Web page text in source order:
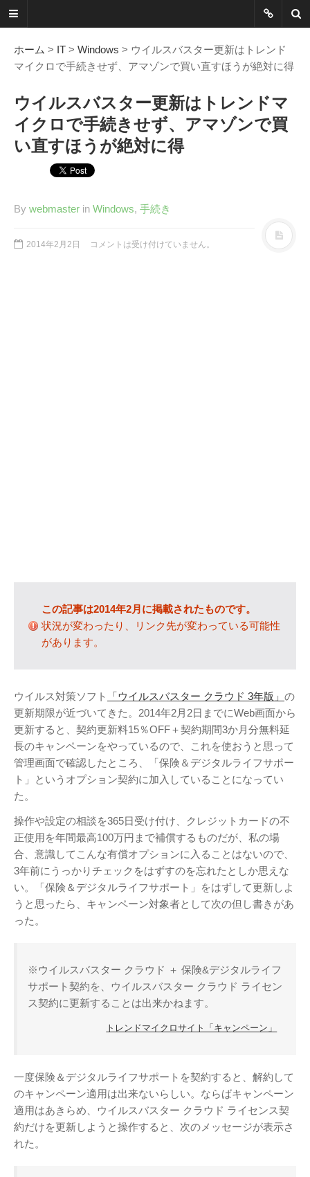
ネットに書か
れていないこ
Another Scape, Another
Viewpoint
0172
Yesterday:1162
HOME
コミックス(6)
テレビ(8)
写真 (6)
謎の円盤UFO (94)
関心(87)
グルメ (14)
マーケティング(29)
文房具 (11)
街歩き(34)
タグクラウド
FAB
FANDERSON
HTML
アフィリエイト アマゾン
カフェ
カレンダー
キャンペーン キヤノン
ギャラリー グッズ サ
ジェリ
グ ソニー バージョンアップ ヒ
デヨシ ブルーレイ プラグ
イン プリンタ プロップレプリカ
ムラタ有子 万年筆 上野毛 二子
玉川
ホーム > IT > Windows > ウイルスバスター更新はトレンド
マイクロで手続きせず、アマゾンで買い直すほうが絶対に得
ウイルスバスター更新はトレンドマ
イクロで手続きせず、アマゾンで買
い直すほうが絶対に得
By webmaster in Windows, 手続き
2014年2月2日 コメントは受け付けていません。
この記事は2014年2月に掲載されたものです。
状況が変わったり、リンク先が変わっている可能性
があります。
ウイルス対策ソフト 「ウイルスバスター クラウド 3年版」 の
更新期限が近づいてきた。2014年2月2日までにWeb画面から
更新すると、契約更新料15％OFF＋契約期間3か月分無料延
長のキャンペーンをやっているので、これを使おうと思って
管理画面で確認したところ、「保険＆デジタルライフサポー
ト」というオプション契約に加入していることになってい
た。
操作や設定の相談を365日受け付け、クレジットカードの不
正使用を年間最高100万円まで補償するものだが、私の場
合、意識してこんな有償オプションに入ることはないので、
3年前にうっかりチェックをはずすのを忘れたとしか思えな
い。「保険＆デジタルライフサポート」をはずして更新しよ
うと思ったら、キャンペーン対象者として次の但し書きがあ
った。
※ウイルスバスター クラウド ＋ 保険&デジタルライフ
サポート契約を、ウイルスバスター クラウド ライセン
ス契約に更新することは出来かねます。
トレンドマイクロサイト「キャンペーン」
一度保険＆デジタルライフサポートを契約すると、解約して
のキャンペーン適用は出来ないらしい。ならばキャンペーン
適用はあきらめ、ウイルスバスター クラウド ライセンス契
約だけを更新しようと操作すると、次のメッセージが表示さ
れた。